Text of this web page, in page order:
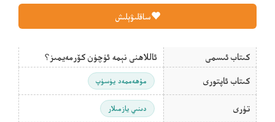
ساقلىۋېلىش
كىتاب ئىسمى ئاللاھنى نېمە ئۈچۈن كۆرمەيمىز؟
كىتاب ئاپتورى مۇھەممەد يۈسۈپ
تۈرى دىنىي يازمىلار